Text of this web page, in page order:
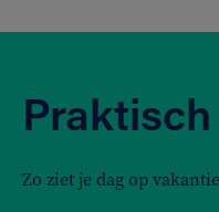
Praktisch
Zo ziet je dag op